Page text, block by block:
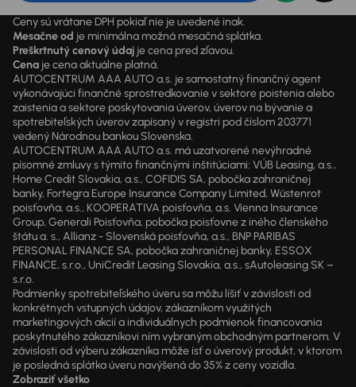
Ceny sú vrátane DPH pokiaľ nie je uvedené inak.
Mesačne od je minimálna možná mesačná splátka.
Preškrtnutý cenový údaj je cena pred zľavou.
Cena je cena aktuálne platná.
AUTOCENTRUM AAA AUTO a.s. je samostatný finančný agent
vykonávajúci finančné sprostredkovanie v sektore poistenia alebo
zaistenia a sektore poskytovania úverov, úverov na bývanie a
spotrebiteľských úverov zapísaný v registri pod číslom 203771
vedený Národnou bankou Slovenska.
AUTOCENTRUM AAA AUTO a.s. má uzatvorené nevýhradné
písomné zmluvy s týmito finančnými inštitúciami: VÚB Leasing, a.s.,
Home Credit Slovakia, a.s., COFIDIS SA, pobočka zahraničnej
banky, Fortegra Europe Insurance Company Limited, Wüstenrot
poisťovňa, a.s., KOOPERATIVA poisťovňa, a.s. Vienna Insurance
Group, Generali Poisťovňa, pobočka poisťovne z iného členského
štátu a. s., Allianz - Slovenská poisťovňa, a.s., BNP PARIBAS
PERSONAL FINANCE SA, pobočka zahraničnej banky, ESSOX
FINANCE, s.r.o., UniCredit Leasing Slovakia, a.s., sAutoleasing SK –
s.r.o.
Podmienky spotrebiteľského úveru sa môžu líšiť v závislosti od
konkrétnych vstupných údajov, zákazníkom využitých
marketingových akcií a individuálnych podmienok financovania
poskytnutého zákazníkovi ním vybraným obchodným partnerom. V
závislosti od výberu zákazníka môže ísť o úverový produkt, v ktorom
je posledná splátka úveru navýšená do 35% z ceny vozidla.
Zobraziť všetko